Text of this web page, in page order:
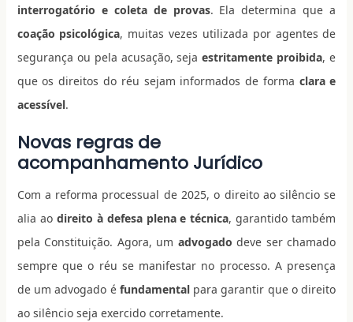
interrogatório e coleta de provas. Ela determina que a
coação psicológica, muitas vezes utilizada por agentes de
segurança ou pela acusação, sejaestritamente proibida, e
que os direitos do réu sejam informados de forma clara e
acessível.
Novas regras de
acompanhamento Jurídico
Com a reforma processual de 2025, o direito ao silêncio se
alia ao direito à defesa plena e técnica, garantido também
pela Constituição. Agora, um advogado deve ser chamado
sempre que o réu se manifestar no processo. A presença
de um advogado é fundamentalpara garantir que o direito
ao silêncio seja exercido corretamente.